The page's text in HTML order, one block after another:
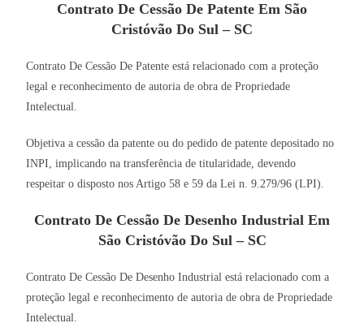
Contrato De Cessão De Patente Em São
Cristóvão Do Sul – SC
Contrato De Cessão De Patente está relacionado com a proteção
legal e reconhecimento de autoria de obra de Propriedade
Intelectual.
Objetiva a cessão da patente ou do pedido de patente depositado no
INPI, implicando na transferência de titularidade, devendo
respeitar o disposto nos Artigo 58 e 59 da Lei n. 9.279/96 (LPI).
Contrato De Cessão De Desenho Industrial Em
São Cristóvão Do Sul – SC
Contrato De Cessão De Desenho Industrial está relacionado com a
proteção legal e reconhecimento de autoria de obra de Propriedade
Intelectual.